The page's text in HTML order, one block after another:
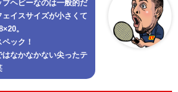
ヘビーなのは一般的だ
イスサイズが小さくて
。
ック！
なかなかない尖ったテ